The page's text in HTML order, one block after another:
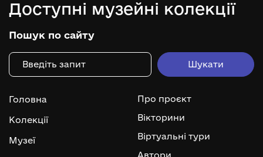
Доступні музейні колекції
Пошук по сайту
Головна
Колекції
Музеї
Про проєкт
Вікторини
Віртуальні тури
Автори